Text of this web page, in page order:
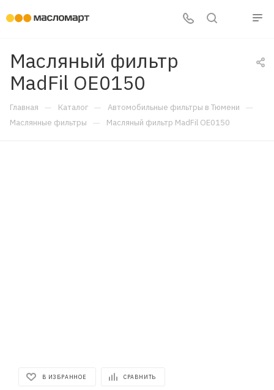
Масляный фильтр
MadFil OE0150
Главная — Каталог — Автомобильные фильтры в Тюмени —
Маслянные фильтры — Масляный фильтр MadFil OE0150
В ИЗБРАННОЕ СРАВНИТЬ